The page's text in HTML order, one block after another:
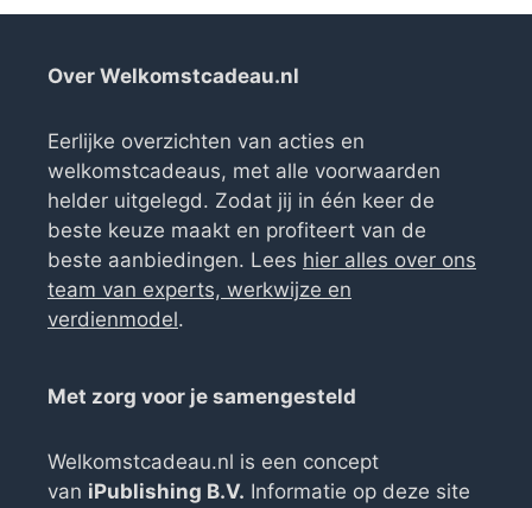
Over Welkomstcadeau.nl
Eerlijke overzichten van acties en
welkomstcadeaus, met alle voorwaarden
helder uitgelegd. Zodat jij in één keer de
beste keuze maakt en profiteert van de
beste aanbiedingen. Lees hier alles over ons
team van experts, werkwijze en
verdienmodel.
Met zorg voor je samengesteld
Welkomstcadeau.nl is een concept
van iPublishing B.V. Informatie op deze site